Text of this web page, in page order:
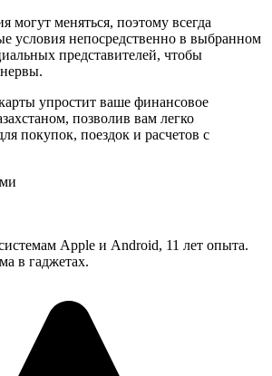
могут меняться, поэтому всегда
условия непосредственно в выбранном
представителей, чтобы
упростит ваше финансовое
позволив вам легко
покупок, поездок и расчетов с
Apple и Android, 11 лет опыта.
в гаджетах.